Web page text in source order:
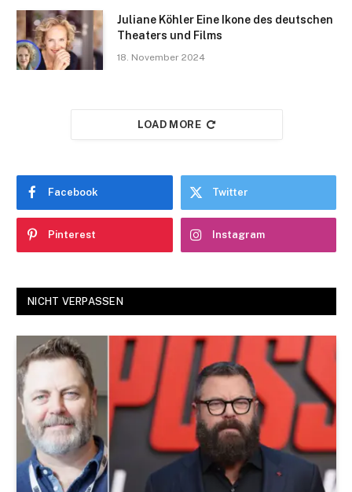
Juliane Köhler Eine Ikone des deutschen
Theaters und Films
18. November 2024
LOAD MORE
Facebook Twitter
Pinterest Instagram
NICHT VERPASSEN